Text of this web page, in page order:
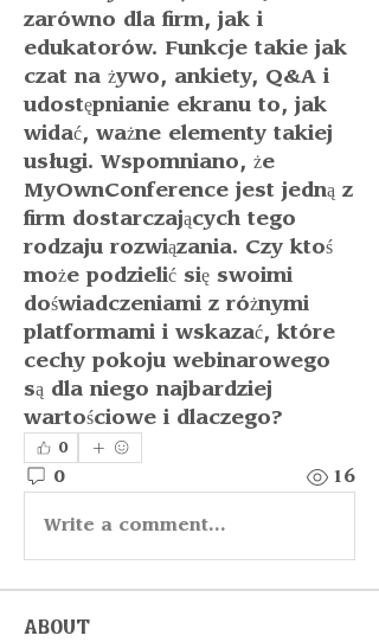
zarówno dla firm, jak i
edukatorów. Funkcje takie jak
czat na żywo, ankiety, Q&A i
udostępnianie ekranu to, jak
widać, ważne elementy takiej
usługi. Wspomniano, że
MyOwnConference jest jedną z
firm dostarczających tego
rodzaju rozwiązania. Czy ktoś
może podzielić się swoimi
doświadczeniami z różnymi
platformami i wskazać, które
cechy pokoju webinarowego
są dla niego najbardziej
wartościowe i dlaczego?
0
0 16
Write a comment...
About